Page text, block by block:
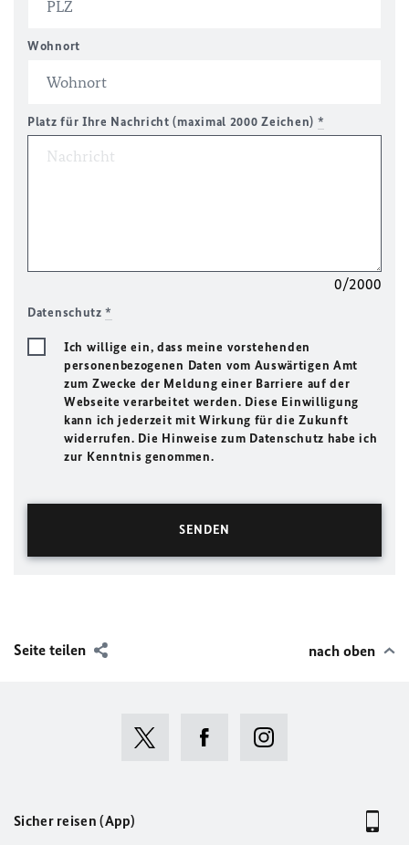
Wohnort
Platz für Ihre Nachricht (maximal 2000 Zeichen) *
0/2000
Datenschutz*
Ich willige ein, dass meine vorstehenden
personenbezogenen Daten vom Auswärtigen Amt
zum Zwecke der Meldung einer Barriere auf der
Webseite verarbeitet werden. Diese Einwilligung
kann ich jederzeit mit Wirkung für die Zukunft
widerrufen. Die Hinweise zum Datenschutz habe ich
zur Kenntnis genommen.
Seite teilen nach oben
Sicher reisen (App)